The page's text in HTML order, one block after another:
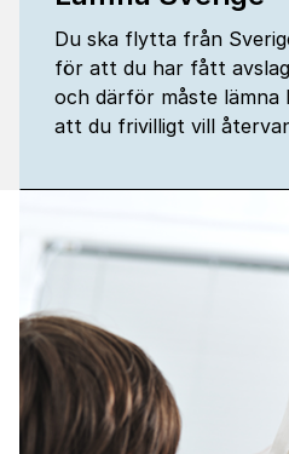
Du ska flytta från
för att du har fått
och därför måste lämna
att du frivilligt vill